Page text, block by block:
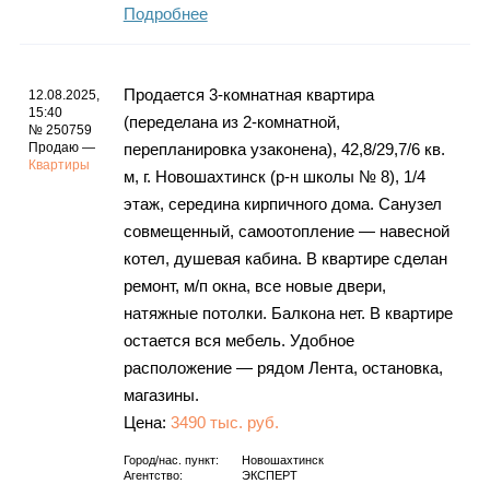
Подробнее
12.08.2025,
15:40
№ 250759
Продаю —
Квартиры
Продается 3-комнатная квартира
(переделана из 2-комнатной,
перепланировка узаконена), 42,8/29,7/6 кв.
м, г. Новошахтинск (р-н школы № 8), 1/4
этаж, середина кирпичного дома. Санузел
совмещенный, самоотопление — навесной
котел, душевая кабина. В квартире сделан
ремонт, м/п окна, все новые двери,
натяжные потолки. Балкона нет. В квартире
остается вся мебель. Удобное
расположение — рядом Лента, остановка,
магазины.
Цена: 3490 тыс. руб.
Город/нас. пункт:
Новошахтинск
Агентство:
ЭКСПЕРТ